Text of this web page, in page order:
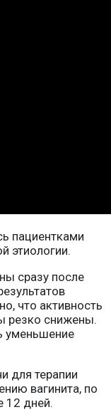
пациентками
этиологии.
сразу после
что активность
резко снижены.
уменьшение
для терапии
вагинита, по
12 дней.